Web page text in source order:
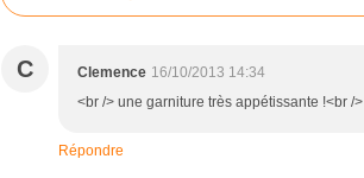
C Clemence 16/10/2013 14:34
<br /> une garniture très appétissante !<br />
Répondre